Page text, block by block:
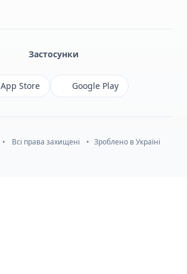
Застосунки
App Store Google Play
• Всі права захищені • Зроблено в Україні